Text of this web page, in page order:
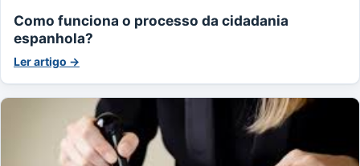
Como funciona o processo da cidadania
espanhola?
Ler artigo →